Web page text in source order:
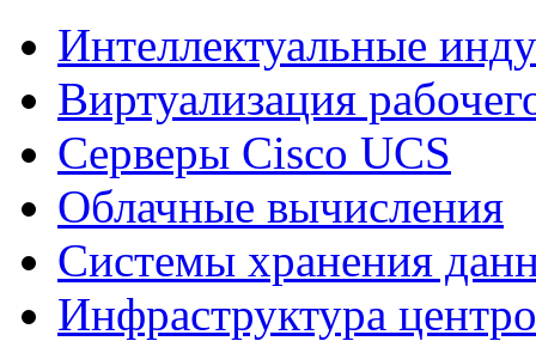
Интеллектуальные
Виртуализация
Cерверы Cisco UCS
Облачные вычисления
Системы хранения
Инфраструктура